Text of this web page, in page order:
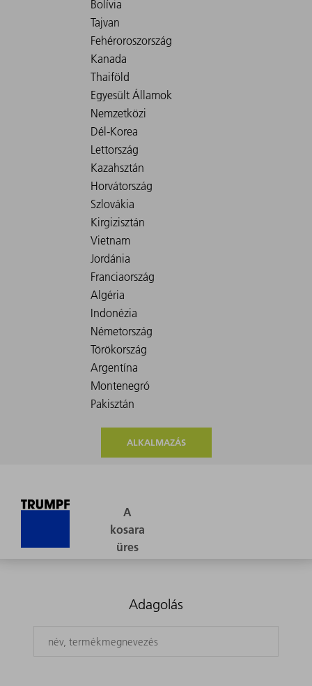
ALKALMAZÁS
Adagolás